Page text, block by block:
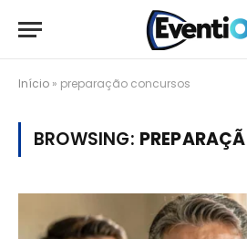
Início » preparação concursos
BROWSING: